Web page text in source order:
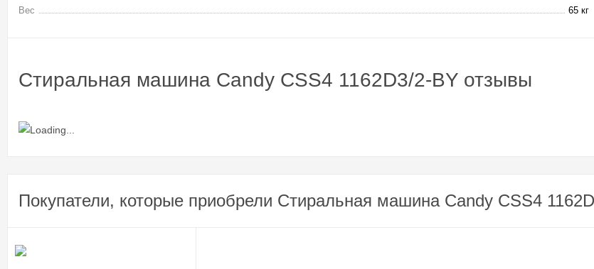
Вес
65 кг
Стиральная машина Candy CSS4 1162D3/2-BY отзывы
Покупатели, которые приобрели Стиральная машина Candy CSS4